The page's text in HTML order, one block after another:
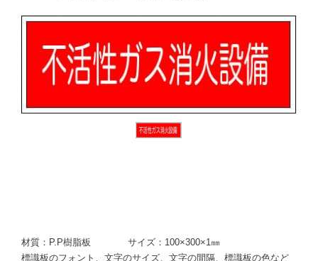
材質：P.P樹脂板 サイズ：100×300×1㎜
標識板のフォント、文字のサイズ、文字の間隔、標識板の色など